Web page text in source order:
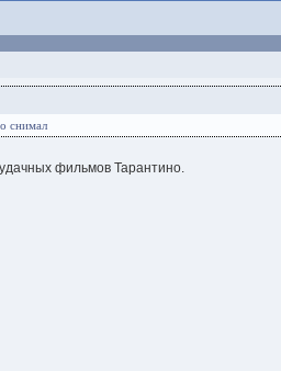
снимал
фильмов Тарантино.